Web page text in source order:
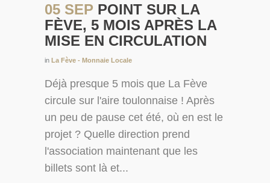
05 SEP POINT SUR LA
FÈVE, 5 MOIS APRÈS LA
MISE EN CIRCULATION
in La Fève - Monnaie Locale
Déjà presque 5 mois que La Fève
circule sur l'aire toulonnaise ! Après
un peu de pause cet été, où en est le
projet ? Quelle direction prend
l'association maintenant que les
billets sont là et...